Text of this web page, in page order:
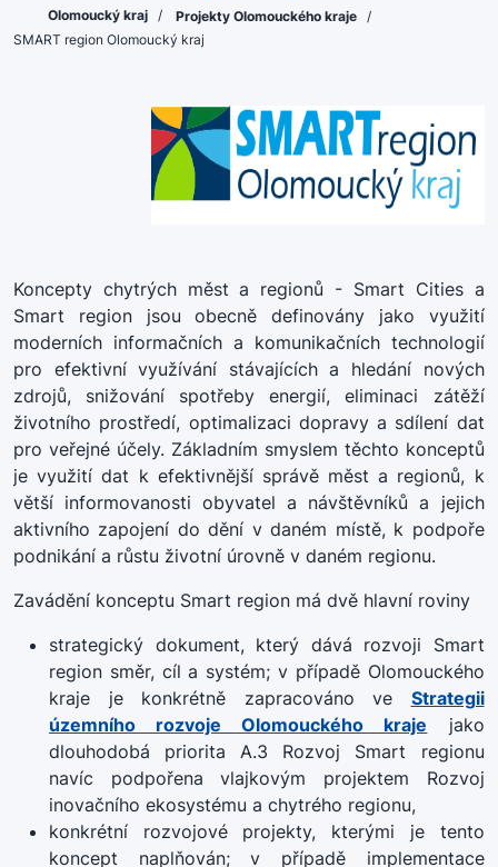
Olomoucký kraj / Projekty Olomouckého kraje /
SMART region Olomoucký kraj
Koncepty chytrých měst a regionů - Smart Cities a
Smart region jsou obecně definovány jako využití
moderních informačních a komunikačních technologií
pro efektivní využívání stávajících a hledání nových
zdrojů, snižování spotřeby energií, eliminaci zátěží
životního prostředí, optimalizaci dopravy a sdílení dat
pro veřejné účely. Základním smyslem těchto konceptů
je využití dat k efektivnější správě měst a regionů, k
větší informovanosti obyvatel a návštěvníků a jejich
aktivního zapojení do dění v daném místě, k podpoře
podnikání a růstu životní úrovně v daném regionu.
Zavádění konceptu Smart region má dvě hlavní roviny
strategický dokument, který dává rozvoji Smart
region směr, cíl a systém; v případě Olomouckého
kraje je konkrétně zapracováno ve Strategii
územního rozvoje Olomouckého kraje jako
dlouhodobá priorita A.3 Rozvoj Smart regionu
navíc podpořena vlajkovým projektem Rozvoj
inovačního ekosystému a chytrého regionu,
konkrétní rozvojové projekty, kterými je tento
koncept naplňován; v případě implementace